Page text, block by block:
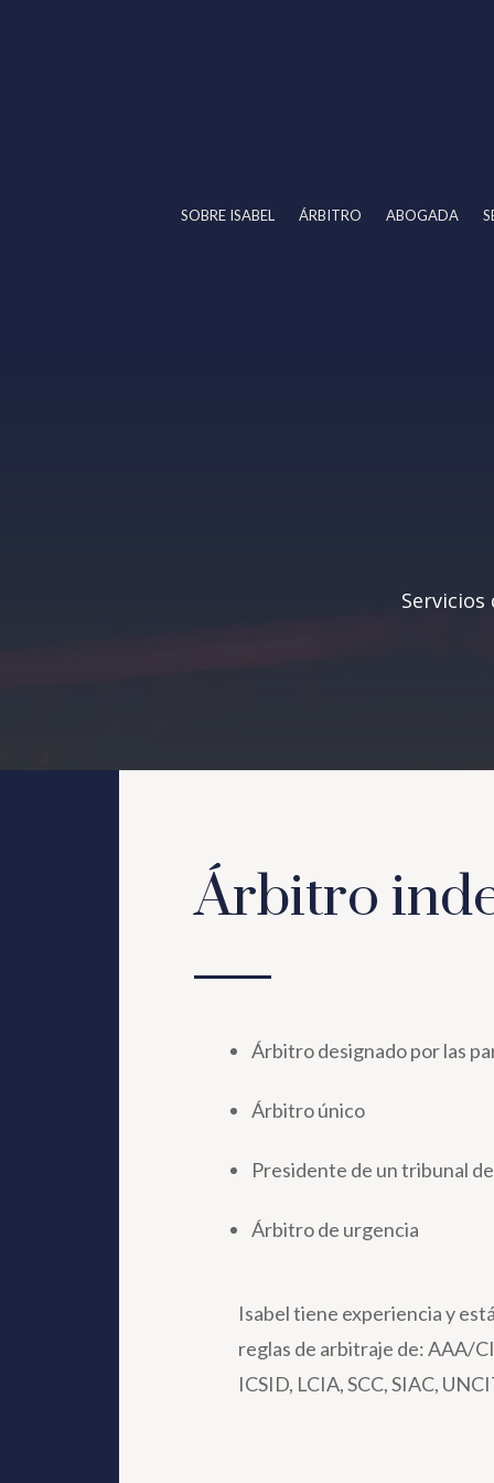
SOBRE ISABEL ÁRBITRO ABOGADA
Árbitro
Árbitro designado por las
Árbitro único
Presidente de un tribunal
Árbitro de urgencia
Isabel tiene experiencia y
reglas de arbitraje de:AAA/
ICSID, LCIA, SCC, SIAC,